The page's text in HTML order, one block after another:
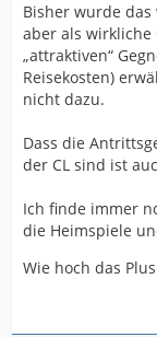
Bisher wurde
aber als
„attraktiven“
Reisekosten)
nicht dazu.
Dass die
der CL sind ist
Ich finde immer
die Heimspiele
Wie hoch das